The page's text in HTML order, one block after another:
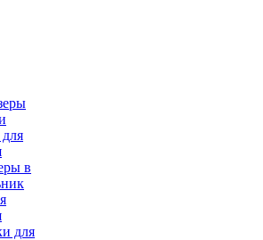
в
для